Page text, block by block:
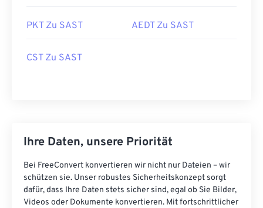
PKT Zu SAST AEDT Zu SAST
CST Zu SAST
Ihre Daten, unsere Priorität
Bei FreeConvert konvertieren wir nicht nur Dateien – wir
schützen sie. Unser robustes Sicherheitskonzept sorgt
dafür, dass Ihre Daten stets sicher sind, egal ob Sie Bilder,
Videos oder Dokumente konvertieren. Mit fortschrittlicher